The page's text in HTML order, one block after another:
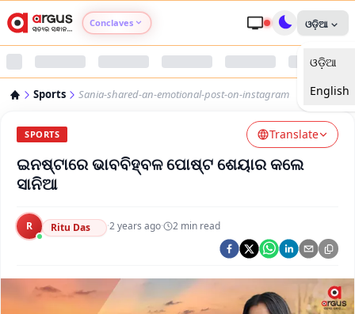
Conclaves
Argus Nari Shakti
Argus Swaad Odisha
ଓଡ଼ିଆ
ଓଡ଼ିଆ
English
Sports Sania-shared-an-emotional-post-on-instagram
SPORTS Translate
ଇନଷ୍ଟାରେ ଭାବବିହ୍ବଳ ପୋଷ୍ଟ ଶେୟାର କଲେ
ସାନିଆ
R Ritu Das ·2 years ago· 2 min read